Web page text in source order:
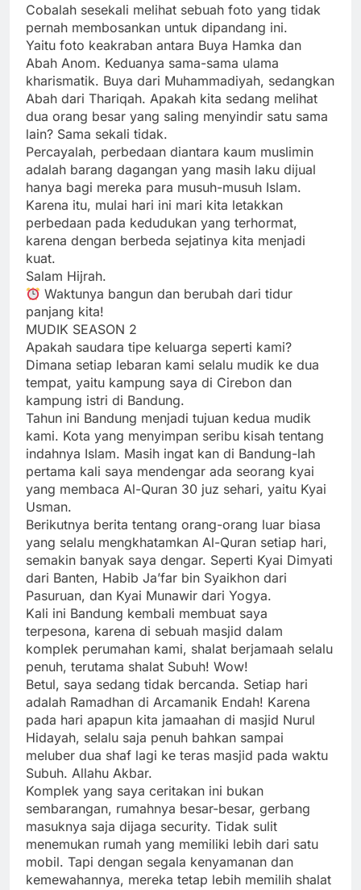
Cobalah sesekali melihat sebuah foto yang tidak
pernah membosankan untuk dipandang ini.
Yaitu foto keakraban antara Buya Hamka dan
Abah Anom. Keduanya sama-sama ulama
kharismatik. Buya dari Muhammadiyah, sedangkan
Abah dari Thariqah. Apakah kita sedang melihat
dua orang besar yang saling menyindir satu sama
lain? Sama sekali tidak.
Percayalah, perbedaan diantara kaum muslimin
adalah barang dagangan yang masih laku dijual
hanya bagi mereka para musuh-musuh Islam.
Karena itu, mulai hari ini mari kita letakkan
perbedaan pada kedudukan yang terhormat,
karena dengan berbeda sejatinya kita menjadi
kuat.
Salam Hijrah.
Waktunya bangun dan berubah dari tidur
panjang kita!
MUDIK SEASON 2
Apakah saudara tipe keluarga seperti kami?
Dimana setiap lebaran kami selalu mudik ke dua
tempat, yaitu kampung saya di Cirebon dan
kampung istri di Bandung.
Tahun ini Bandung menjadi tujuan kedua mudik
kami. Kota yang menyimpan seribu kisah tentang
indahnya Islam. Masih ingat kan di Bandung-lah
pertama kali saya mendengar ada seorang kyai
yang membaca Al-Quran 30 juz sehari, yaitu Kyai
Usman.
Berikutnya berita tentang orang-orang luar biasa
yang selalu mengkhatamkan Al-Quran setiap hari,
semakin banyak saya dengar. Seperti Kyai Dimyati
dari Banten, Habib Ja’far bin Syaikhon dari
Pasuruan, dan Kyai Munawir dari Yogya.
Kali ini Bandung kembali membuat saya
terpesona, karena di sebuah masjid dalam
komplek perumahan kami, shalat berjamaah selalu
penuh, terutama shalat Subuh! Wow!
Betul, saya sedang tidak bercanda. Setiap hari
adalah Ramadhan di Arcamanik Endah! Karena
pada hari apapun kita jamaahan di masjid Nurul
Hidayah, selalu saja penuh bahkan sampai
meluber dua shaf lagi ke teras masjid pada waktu
Subuh. Allahu Akbar.
Komplek yang saya ceritakan ini bukan
sembarangan, rumahnya besar-besar, gerbang
masuknya saja dijaga security. Tidak sulit
menemukan rumah yang memiliki lebih dari satu
mobil. Tapi dengan segala kenyamanan dan
kemewahannya, mereka tetap lebih memilih shalat